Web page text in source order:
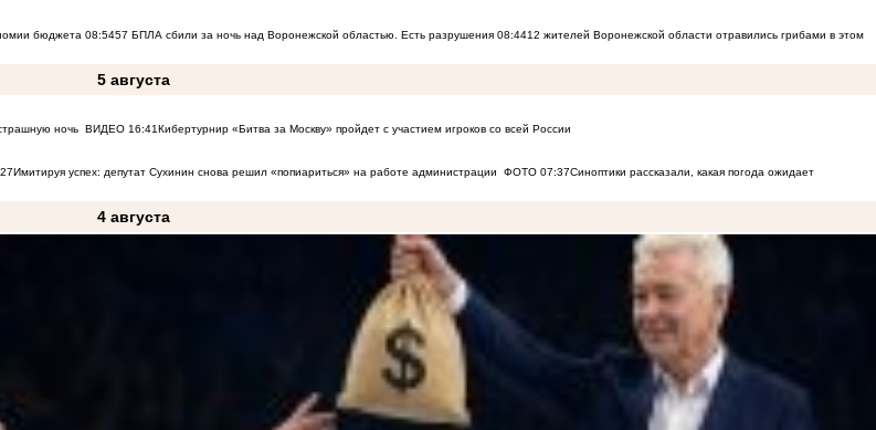
бюджета 08:5457 БПЛА сбили за ночь над Воронежской областью. Есть разрушения 08:4412 жителей Воронежской области отравились грибами в этом
5 августа
ночь ВИДЕО 16:41Кибертурнир «Битва за Москву» пройдет с участием игроков со всей России
Имитируя успех: депутат Сухинин снова решил «попиариться» на работе администрации ФОТО 07:37Синоптики рассказали, какая погода ожидает
4 августа